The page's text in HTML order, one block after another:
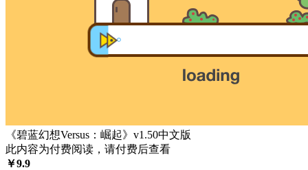
《碧蓝幻想Versus：崛起》v1.50中文版
此内容为付费阅读，请付费后查看
￥9.9